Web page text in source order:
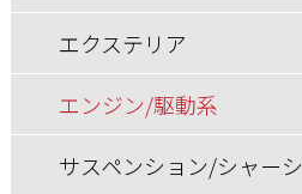
エクステリア
エンジン/駆動系
サスペンション/シャーシ